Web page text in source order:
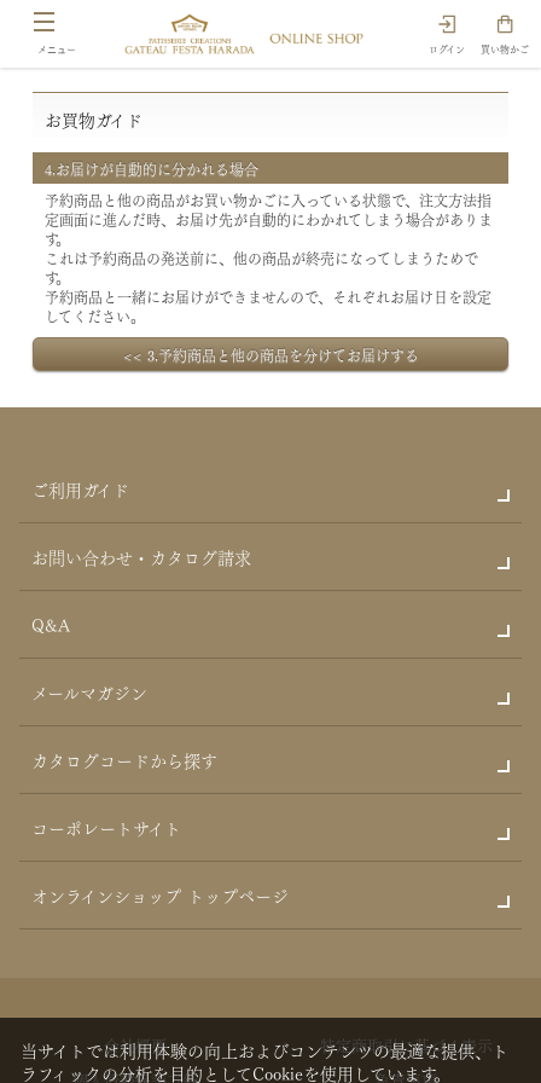
ログイン 買い物かご
お買物ガイド
4.お届けが自動的に分かれる場合
予約商品と他の商品がお買い物かごに入っている状態で、注文方法指
定画面に進んだ時、お届け先が自動的にわかれてしまう場合がありま
す。
これは予約商品の発送前に、他の商品が終売になってしまうためで
す。
予約商品と一緒にお届けができませんので、それぞれお届け日を設定
してください。
<< 3.予約商品と他の商品を分けてお届けする
ご利用ガイド
お問い合わせ・カタログ請求
Q&A
メールマガジン
カタログコードから探す
コーポレートサイト
オンラインショップ トップページ
会社概要
特定商取引に基づく表示
当サイトでは利用体験の向上およびコンテンツの最適な提供、ト
ラフィックの分析を目的としてCookieを使用しています。